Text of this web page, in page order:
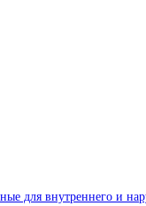
для внутреннего и